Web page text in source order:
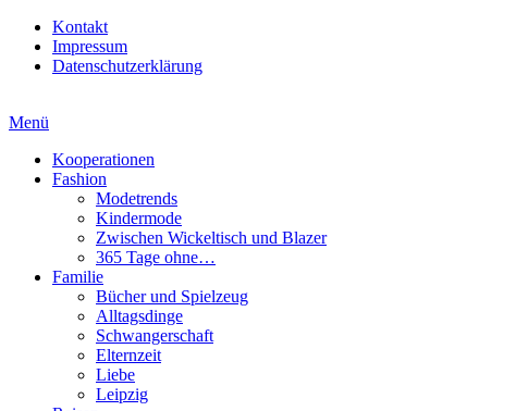
Kontakt
Impressum
Datenschutzerklärung
Menü
Kooperationen
Fashion
Modetrends
Kindermode
Zwischen Wickeltisch und Blazer
365 Tage ohne…
Familie
Bücher und Spielzeug
Alltagsdinge
Schwangerschaft
Elternzeit
Liebe
Leipzig